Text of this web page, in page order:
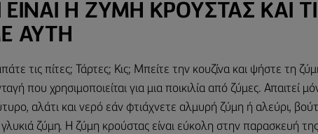
ΕΙΝΑΙ Η ΖΥΜΗ ΚΡΟΥΣΤΑΣ ΚΑΙ
ΑΥΤΗ
τις πίτες; Τάρτες; Κις; Μπείτε την κουζίνα και ψήστε τη
που χρησιμοποιείται για μια ποικιλία από ζύμες. Απαιτεί
αλάτι και νερό εάν φτιάχνετε αλμυρή ζύμη ή αλεύρι,
γλυκιά ζύμη. Η ζύμη κρούστας είναι εύκολη στην παρασκευή της